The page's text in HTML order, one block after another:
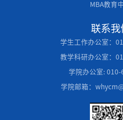
MBA教育
联系我
学生工作办公室：
教学科研办公室：
学院办公室: 010-
学院邮箱：